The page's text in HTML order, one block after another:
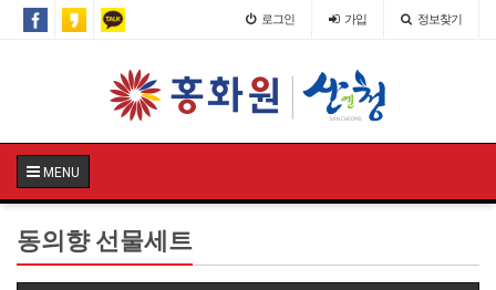
로그인 가입 정보찾기
MENU
동의향 선물세트